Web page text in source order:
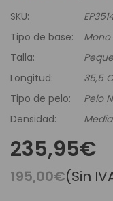
SKU:
Tipo de base:
Mono
Talla:
Longitud:
35,5
Tipo de pelo:
Pelo
Densidad:
Media
235,95€
195,00€(Sin